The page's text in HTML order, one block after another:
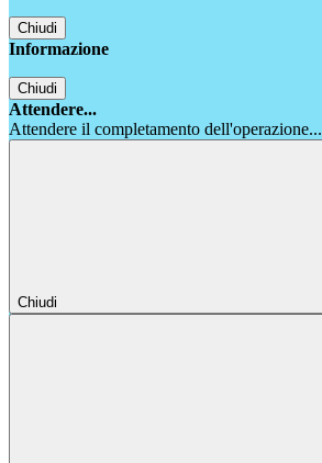
Chiudi
Informazione
Chiudi
Attendere...
Attendere il completamento dell'operazione...
Chiudi